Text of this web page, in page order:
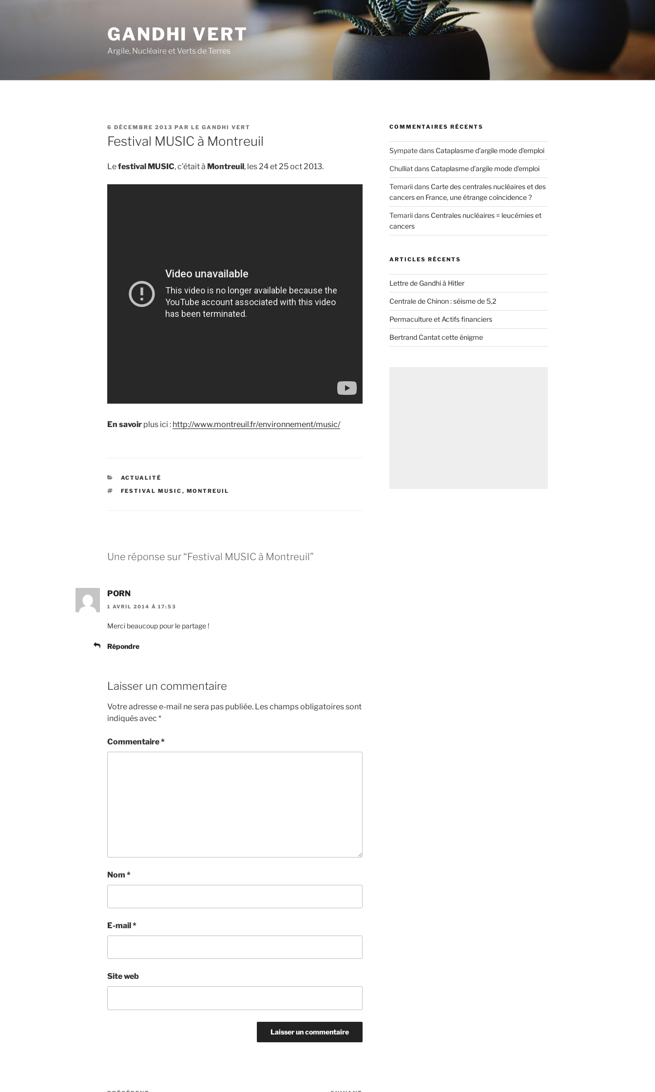
GANDHI VERT
Argile, Nucléaire et Verts de Terres
PUBLIÉ
LE
6 DÉCEMBRE 2013 PAR LE GANDHI VERT
Festival MUSIC à Montreuil
Lefestival MUSIC, c’était à Montreuil, les 24 et 25 oct 2013.
En savoir plus ici : http://www.montreuil.fr/environnement/music/
CATÉGORIES
ACTUALITÉ
ÉTIQUETTES
FESTIVAL MUSIC , MONTREUIL
Une réponse sur “Festival MUSIC à Montreuil”
PORN
1 AVRIL 2014 À 17:53
Merci beaucoup pour le partage !
Répondre
Laisser un commentaire
Votre adresse e-mail ne sera pas publiée. Les champs obligatoires sont
indiqués avec *
Commentaire*
Nom *
E-mail*
Site web
COMMENTAIRES RÉCENTS
Sympatedans Cataplasme d’argile mode d’emploi
Chulliatdans Cataplasme d’argile mode d’emploi
Temariidans Carte des centrales nucléaires et des
cancers en France, une étrange coïncidence ?
Temariidans Centrales nucléaires = leucémies et
cancers
ARTICLES RÉCENTS
Lettre de Gandhi à Hitler
Centrale de Chinon : séisme de 5,2
Permaculture et Actifs financiers
Bertrand Cantat cette énigme